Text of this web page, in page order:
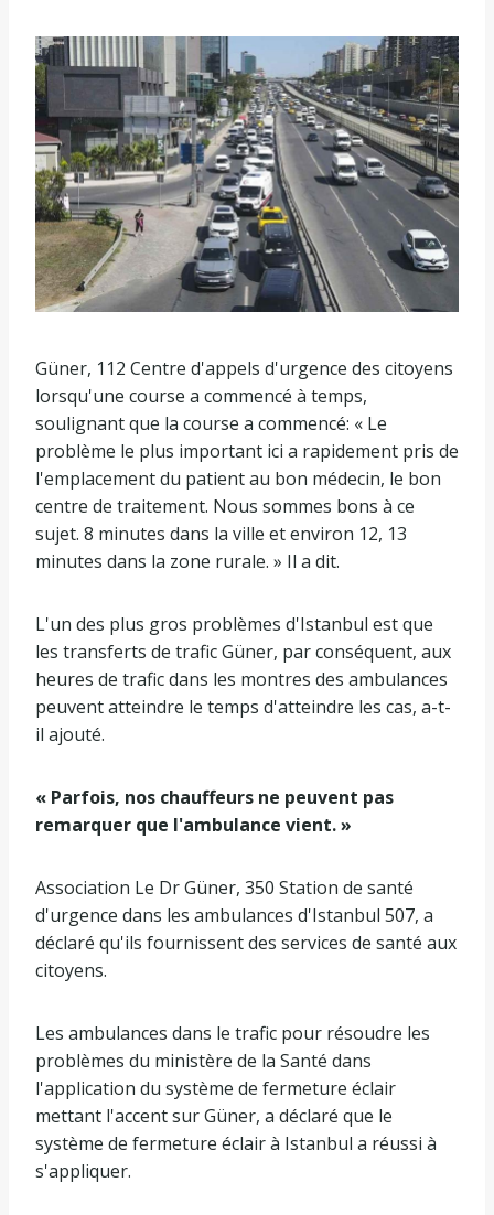
Güner, 112 Centre d'appels d'urgence des citoyens
lorsqu'une course a commencé à temps,
soulignant que la course a commencé: « Le
problème le plus important ici a rapidement pris de
l'emplacement du patient au bon médecin, le bon
centre de traitement. Nous sommes bons à ce
sujet. 8 minutes dans la ville et environ 12, 13
minutes dans la zone rurale. » Il a dit.
L'un des plus gros problèmes d'Istanbul est que
les transferts de trafic Güner, par conséquent, aux
heures de trafic dans les montres des ambulances
peuvent atteindre le temps d'atteindre les cas, a-t-
il ajouté.
« Parfois, nos chauffeurs ne peuvent pas
remarquer que l'ambulance vient. »
Association Le Dr Güner, 350 Station de santé
d'urgence dans les ambulances d'Istanbul 507, a
déclaré qu'ils fournissent des services de santé aux
citoyens.
Les ambulances dans le trafic pour résoudre les
problèmes du ministère de la Santé dans
l'application du système de fermeture éclair
mettant l'accent sur Güner, a déclaré que le
système de fermeture éclair à Istanbul a réussi à
s'appliquer.